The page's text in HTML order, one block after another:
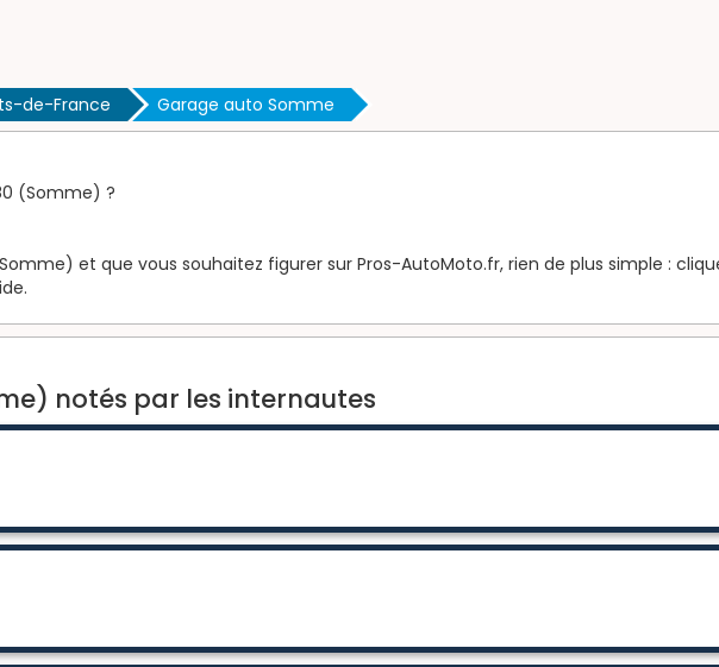
de-France Garage auto Somme
(Somme) ?
et que vous souhaitez figurer sur Pros-AutoMoto.fr, rien de plus simple :
notés par les internautes